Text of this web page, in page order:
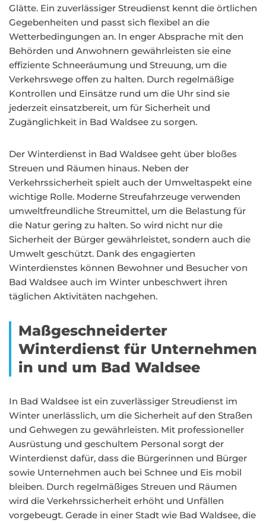
Glätte. Ein zuverlässiger Streudienst kennt die örtlichen
Gegebenheiten und passt sich flexibel an die
Wetterbedingungen an. In enger Absprache mit den
Behörden und Anwohnern gewährleisten sie eine
effiziente Schneeräumung und Streuung, um die
Verkehrswege offen zu halten. Durch regelmäßige
Kontrollen und Einsätze rund um die Uhr sind sie
jederzeit einsatzbereit, um für Sicherheit und
Zugänglichkeit in Bad Waldsee zu sorgen.
Der Winterdienst in Bad Waldsee geht über bloßes
Streuen und Räumen hinaus. Neben der
Verkehrssicherheit spielt auch der Umweltaspekt eine
wichtige Rolle. Moderne Streufahrzeuge verwenden
umweltfreundliche Streumittel, um die Belastung für
die Natur gering zu halten. So wird nicht nur die
Sicherheit der Bürger gewährleistet, sondern auch die
Umwelt geschützt. Dank des engagierten
Winterdienstes können Bewohner und Besucher von
Bad Waldsee auch im Winter unbeschwert ihren
täglichen Aktivitäten nachgehen.
Maßgeschneiderter
Winterdienst für Unternehmen
in und um Bad Waldsee
In Bad Waldsee ist ein zuverlässiger Streudienst im
Winter unerlässlich, um die Sicherheit auf den Straßen
und Gehwegen zu gewährleisten. Mit professioneller
Ausrüstung und geschultem Personal sorgt der
Winterdienst dafür, dass die Bürgerinnen und Bürger
sowie Unternehmen auch bei Schnee und Eis mobil
bleiben. Durch regelmäßiges Streuen und Räumen
wird die Verkehrssicherheit erhöht und Unfällen
vorgebeugt. Gerade in einer Stadt wie Bad Waldsee, die